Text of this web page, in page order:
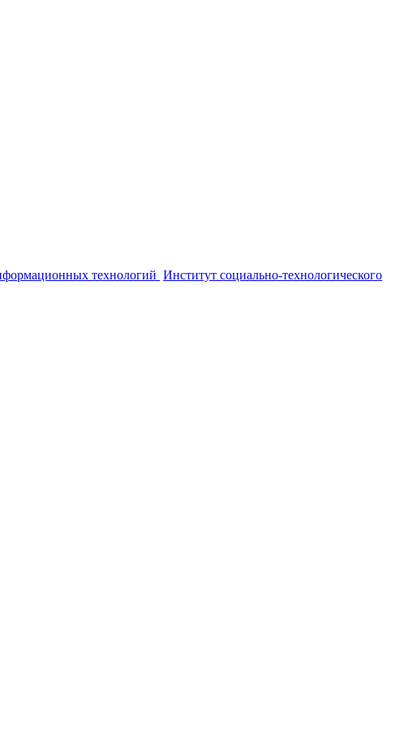
технологий Институт социально-технологического